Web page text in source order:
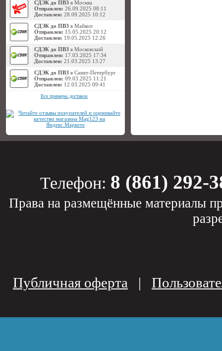
СДЭК до ПВЗ в Москва
Отправлен: 26.09.2025 08:11
Доставлен: 28.09.2025 10:12
СДЭК до ПВЗ в Майкоп
Отправлен: 15.05.2025 20:12
Доставлен: 19.05.2025 12:26
СДЭК до ПВЗ в Московский
Отправлен: 17.03.2025 17:34
Доставлен: 21.03.2025 13:27
СДЭК до ПВЗ в Санкт-Петербург
Отправлен: 09.03.2025 11:21
Доставлен: 12.03.2025 09:41
Все примеры доставок
Телефон: 8 (861) 292-
Права на размещённые материалы
Публичная оферта |